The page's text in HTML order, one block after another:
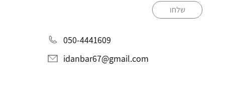
שלחו
050-4441609
idanbar67@gmail.com